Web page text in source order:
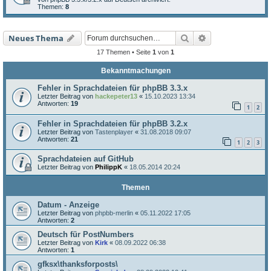
Themen: 8
Neues Thema Suche
17 Themen • Seite 1 von 1
Bekanntmachungen
Fehler in Sprachdateien für phpBB 3.3.x
Letzter Beitrag von hackepeter13 « 15.10.2023 13:34
Antworten: 19 1 2
Fehler in Sprachdateien für phpBB 3.2.x
Letzter Beitrag von Tastenplayer « 31.08.2018 09:07
Antworten: 21 1 2 3
Sprachdateien auf GitHub
Letzter Beitrag von PhilippK « 18.05.2014 20:24
Themen
Datum - Anzeige
Letzter Beitrag von phpbb-merlin « 05.11.2022 17:05
Antworten: 2
Deutsch für PostNumbers
Letzter Beitrag von Kirk « 08.09.2022 06:38
Antworten: 1
gfksx\thanksforposts\